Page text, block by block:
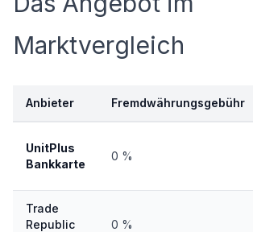
Marktvergleich
Anbieter Fremdwährungsgebühr
UnitPlus
Bankkarte
0 %
Trade
Republic
0 %